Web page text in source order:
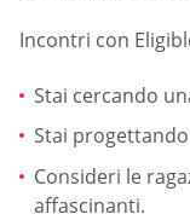
Incontri con
Stai cercando
Stai
Consideri le
affascinanti.